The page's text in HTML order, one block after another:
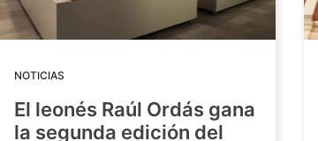
NOTICIAS
El leonés Raúl Ordás gana
la segunda edición del